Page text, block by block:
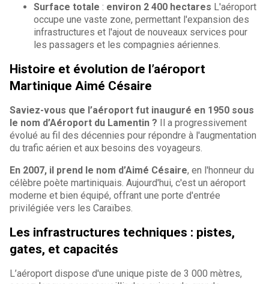
Surface totale : environ 2 400 hectares L'aéroport
occupe une vaste zone, permettant l'expansion des
infrastructures et l'ajout de nouveaux services pour
les passagers et les compagnies aériennes.
Histoire et évolution de l’aéroport
Martinique Aimé Césaire
Saviez-vous que l’aéroport fut inauguré en 1950 sous
le nom d’Aéroport du Lamentin ? Il a progressivement
évolué au fil des décennies pour répondre à l'augmentation
du trafic aérien et aux besoins des voyageurs.
En 2007, il prend le nom d’Aimé Césaire, en l'honneur du
célèbre poète martiniquais. Aujourd'hui, c'est un aéroport
moderne et bien équipé, offrant une porte d'entrée
privilégiée vers les Caraïbes.
Les infrastructures techniques : pistes,
gates, et capacités
L’aéroport dispose d'une unique piste de 3 000 mètres,